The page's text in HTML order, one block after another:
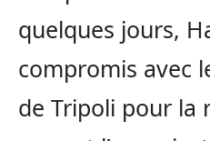
quelques jours,
compromis avec
de Tripoli pour la